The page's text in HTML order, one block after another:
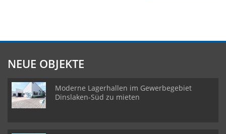
NEUE OBJEKTE
Moderne Lagerhallen im Gewerbegebiet
Dinslaken-Süd zu mieten